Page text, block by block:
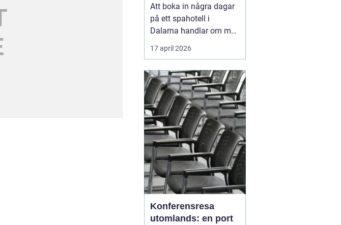
Att boka in några dagar
på ett spahotell i
Dalarna handlar om mer
än varma bad och sköna
behandlingar. Många
kombinationen av
rofyllda miljöer, genuina
dalabyar, god mat och
tydliga årstider. Fjälluft,
sjöutsikt och brasvärme
skapar tillsa...
17 april 2026
Konferensresa
utomlands: en port